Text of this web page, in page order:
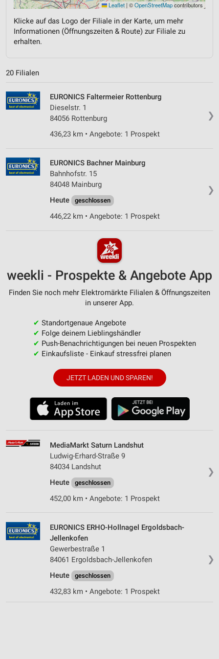
Leaflet | ©OpenStreetMapcontributors
Klicke auf das Logo der Filiale in der Karte, um mehr
Informationen (Öffnungszeiten & Route) zur Filiale zu
erhalten.
20 Filialen
❯
EURONICS Faltermeier Rottenburg
Dieselstr. 1
84056 Rottenburg
436,23 km • Angebote: 1 Prospekt
❯
EURONICS Bachner Mainburg
Bahnhofstr. 15
84048 Mainburg
Heute
geschlossen
446,22 km • Angebote: 1 Prospekt
weekli - Prospekte & Angebote App
Finden Sie noch mehr Elektromärkte Filialen & Öffnungszeiten
in unserer App.
✔ Standortgenaue Angebote
✔ Folge deinem Lieblingshändler
✔ Push-Benachrichtigungen bei neuen Prospekten
✔ Einkaufsliste - Einkauf stressfrei planen
JETZT LADEN UND SPAREN!
❯
MediaMarkt Saturn Landshut
Ludwig-Erhard-Straße 9
84034 Landshut
Heute
geschlossen
452,00 km • Angebote: 1 Prospekt
❯
EURONICS ERHO-Hollnagel Ergoldsbach-
Jellenkofen
Gewerbestraße 1
84061 Ergoldsbach-Jellenkofen
Heute
geschlossen
432,83 km • Angebote: 1 Prospekt